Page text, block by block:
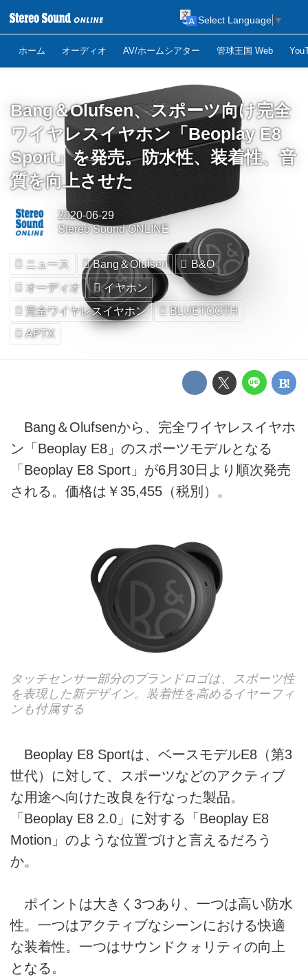
ホーム オーディオ AV/ホームシアター 管球王国 Web
Select Language ▼
Bang＆Olufsen、スポーツ向け完全
ワイヤレスイヤホン「Beoplay E8
Sport」を発売。防水性、装着性、音
質を向上させた
2020-06-29
Stereo Sound ONLINE
ニュース Bang＆Olufsen
B&O
オーディオ
イヤホン
完全ワイヤレスイヤホン
BLUETOOTH
APTX
Bang＆Olufsenから、完全ワイヤレスイヤホ
ン「Beoplay E8」のスポーツモデルとなる
「Beoplay E8 Sport」が6月30日より順次発売
される。価格は￥35,455（税別）。
タッチセンサー部分のブランドロゴは、スポーツ性
を表現した新デザイン。装着性を高めるイヤーフィ
ンも付属する
Beoplay E8 Sportは、ベースモデルE8（第3
世代）に対して、スポーツなどのアクティブ
な用途へ向けた改良を行なった製品。
「Beoplay E8 2.0」に対する「Beoplay E8
Motion」のような位置づけと言えるだろう
か。
ポイントは大きく3つあり、一つは高い防水
性。一つはアクティブなシーンにおける快適
な装着性。一つはサウンドクォリティの向上
となる。